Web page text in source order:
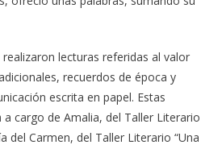
lecturas referidas al valor
recuerdos de época y
escrita en papel. Estas
cargo de Amalia, del Taller Literario
del Carmen, del Taller Literario “Una